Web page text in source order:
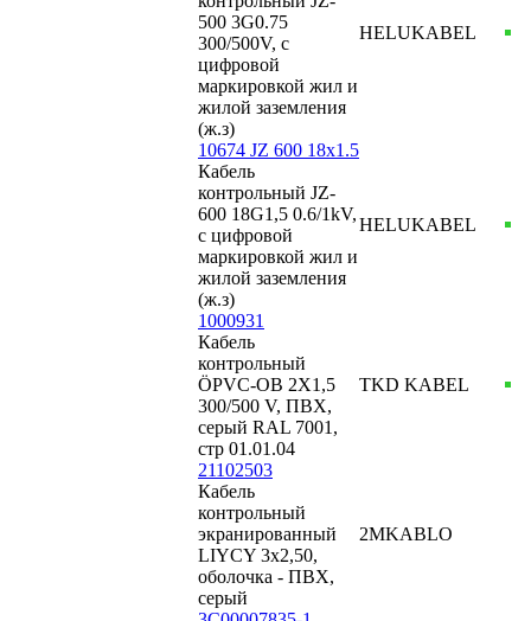
500 3G0.75
300/500V, с
цифровой
маркировкой жил и
жилой заземления
(ж.з)
HELUKABEL
10674 JZ 600 18x1.5
Кабель
контрольный JZ-
600 18G1,5 0.6/1kV,
с цифровой
маркировкой жил и
жилой заземления
(ж.з)
HELUKABEL
1000931
Кабель
контрольный
ÖPVC-OB 2X1,5
300/500 V, ПВХ,
серый RAL 7001,
стр 01.01.04
TKD KABEL
21102503
Кабель
контрольный
экранированный
LIYCY 3x2,50,
оболочка - ПВХ,
серый
2MKABLO